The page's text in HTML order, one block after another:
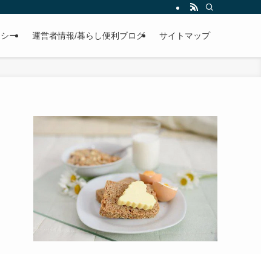
ー 運営者情報/暮らし便利ブログ サイトマップ